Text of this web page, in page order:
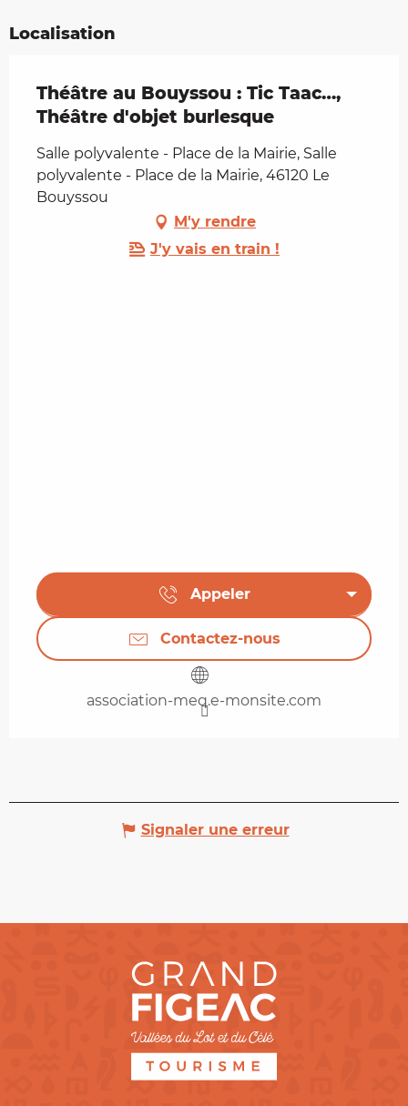
Localisation
Théâtre au Bouyssou : Tic Taac…,
Théâtre d'objet burlesque
Salle polyvalente - Place de la Mairie, Salle
polyvalente - Place de la Mairie, 46120 Le
Bouyssou
M'y rendre
J'y vais en train !
Appeler
Contactez-nous
association-meq.e-monsite.com
Signaler une erreur